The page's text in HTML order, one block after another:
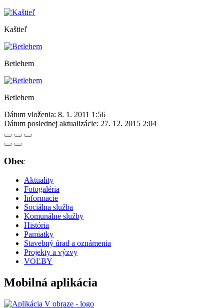
Kaštieľ
Betlehem
Betlehem
Dátum vloženia: 8. 1. 2011 1:56
Dátum poslednej aktualizácie: 27. 12. 2015 2:04
Obec
Aktuality
Fotogaléria
Informacie
Sociálna služba
Komunálne služby
História
Pamiatky
Stavebný úrad a oznámenia
Projekty a výzvy
VOĽBY
Mobilná aplikácia